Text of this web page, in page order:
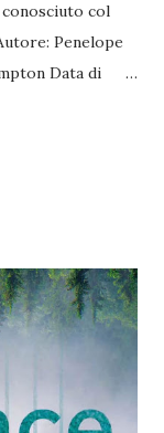
col
Penelope
Data di
meglio per
l'interesse
qualcosa di
nella sua vita.
sa gestire